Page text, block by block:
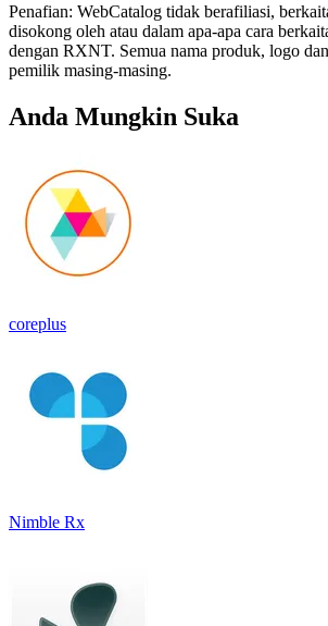
Penafian: WebCatalog tidak berafiliasi,
disokong oleh atau dalam apa-apa cara
dengan RXNT. Semua nama produk, logo
pemilik masing-masing.
Anda Mungkin Suka
coreplus
Nimble Rx